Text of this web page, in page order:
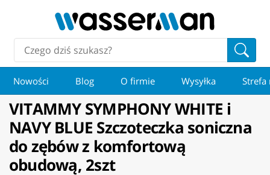
Nowości Blog O firmie Wysyłka Strefa
VITAMMY SYMPHONY WHITE i
NAVY BLUE Szczoteczka soniczna
do zębów z komfortową
obudową, 2szt